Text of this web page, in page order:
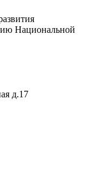
Национальной
д.17